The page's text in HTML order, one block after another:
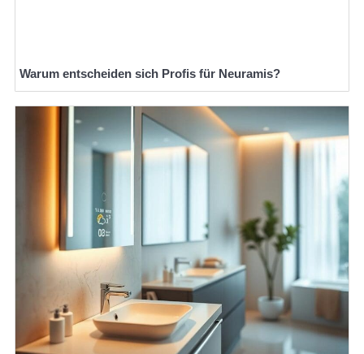
Warum entscheiden sich Profis für Neuramis?